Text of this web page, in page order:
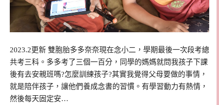
2023.2更新 雙胞胎多多奈奈現在念小二，學期最後一次段考總
共考三科。多多考了三個一百分，同學的媽媽就問我孩子下課
後有去安親班嗎?怎麼訓練孩子?其實我覺得父母要做的事情，
就是陪伴孩子，讓他們養成念書的習慣。有學習動力有熱情，
然後每天固定安…